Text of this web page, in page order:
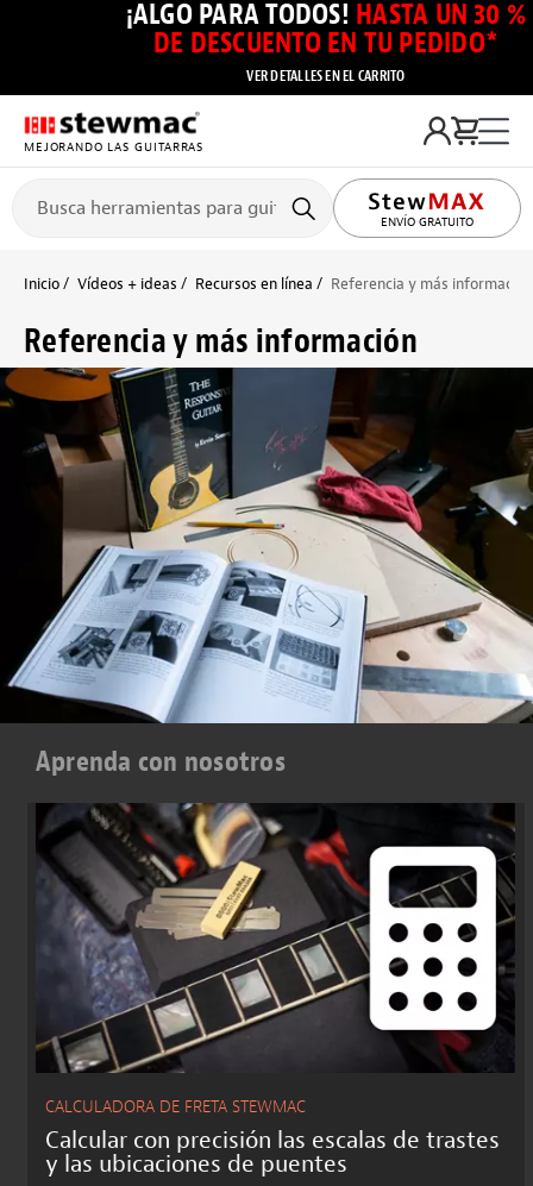
¡ALGO PARA TODOS! HASTA UN 30 %
DE DESCUENTO EN TU PEDIDO*
VER DETALLES EN EL CARRITO
MEJORANDO LAS GUITARRAS
ENVÍO GRATUITO
Inicio Vídeos + ideas Recursos en línea Referencia y más información
Referencia y más información
Aprenda con nosotros
CALCULADORA DE FRETA STEWMAC
Calcular con precisión las escalas de trastes
y las ubicaciones de puentes